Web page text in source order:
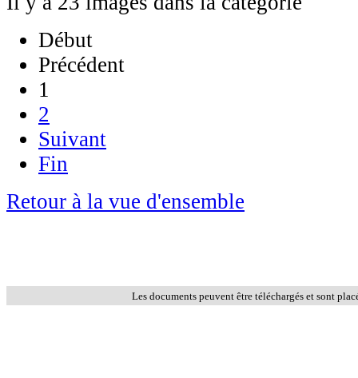
Début
Précédent
1
2
Suivant
Fin
Retour à la vue d'ensemble
Les documents peuvent être téléchargés et sont